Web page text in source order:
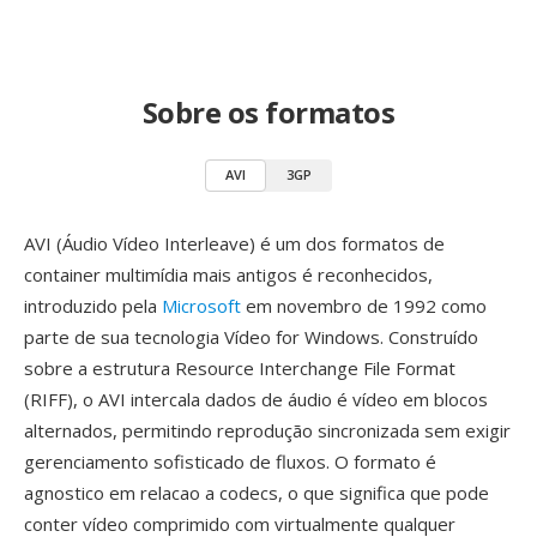
Sobre os formatos
AVI 3GP
AVI (Áudio Vídeo Interleave) é um dos formatos de
container multimídia mais antigos é reconhecidos,
introduzido pela Microsoft em novembro de 1992 como
parte de sua tecnologia Vídeo for Windows. Construído
sobre a estrutura Resource Interchange File Format
(RIFF), o AVI intercala dados de áudio é vídeo em blocos
alternados, permitindo reprodução sincronizada sem exigir
gerenciamento sofisticado de fluxos. O formato é
agnostico em relacao a codecs, o que significa que pode
conter vídeo comprimido com virtualmente qualquer